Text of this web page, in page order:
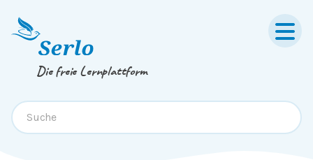
Springe zum
Die freie Lernplattform